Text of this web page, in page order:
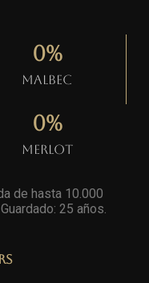
Malbec
0%
Merlot
0%
de hasta 10.000
25 años